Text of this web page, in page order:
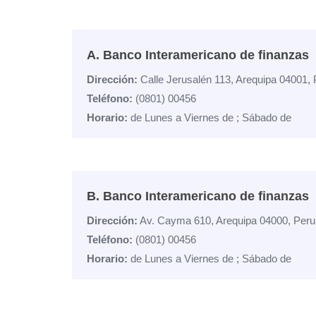
A. Banco Interamericano de finanzas
Dirección: Calle Jerusalén 113, Arequipa 04001,
Teléfono: (0801) 00456
Horario: de Lunes a Viernes de ; Sábado de
B. Banco Interamericano de finanzas
Dirección: Av. Cayma 610, Arequipa 04000, Peru
Teléfono: (0801) 00456
Horario: de Lunes a Viernes de ; Sábado de